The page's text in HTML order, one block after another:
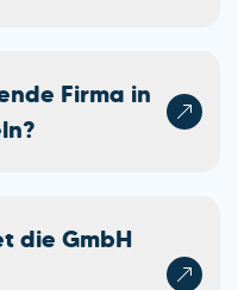
Firma in
die GmbH